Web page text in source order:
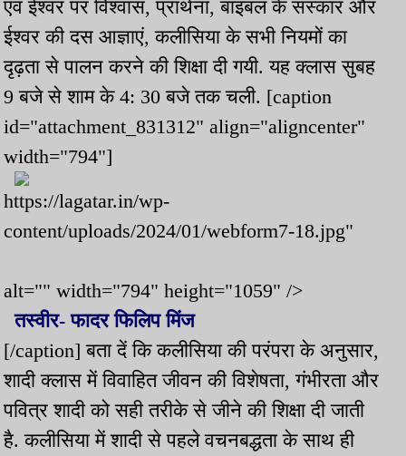
एवं ईश्वर पर विश्वास, प्रार्थना, बाइबल के संस्कार और
ईश्वर की दस आज्ञाएं, कलीसिया के सभी नियमों का
दृढ़ता से पालन करने की शिक्षा दी गयी. यह क्लास सुबह
9 बजे से शाम के 4: 30 बजे तक चली. [caption
id="attachment_831312" align="aligncenter"
width="794"]
https://lagatar.in/wp-
content/uploads/2024/01/webform7-18.jpg"
alt="" width="794" height="1059" />
तस्वीर- फादर फिलिप मिंज
[/caption] बता दें कि कलीसिया की परंपरा के अनुसार,
शादी क्लास में विवाहित जीवन की विशेषता, गंभीरता और
पवित्र शादी को सही तरीके से जीने की शिक्षा दी जाती
है. कलीसिया में शादी से पहले वचनबद्धता के साथ ही